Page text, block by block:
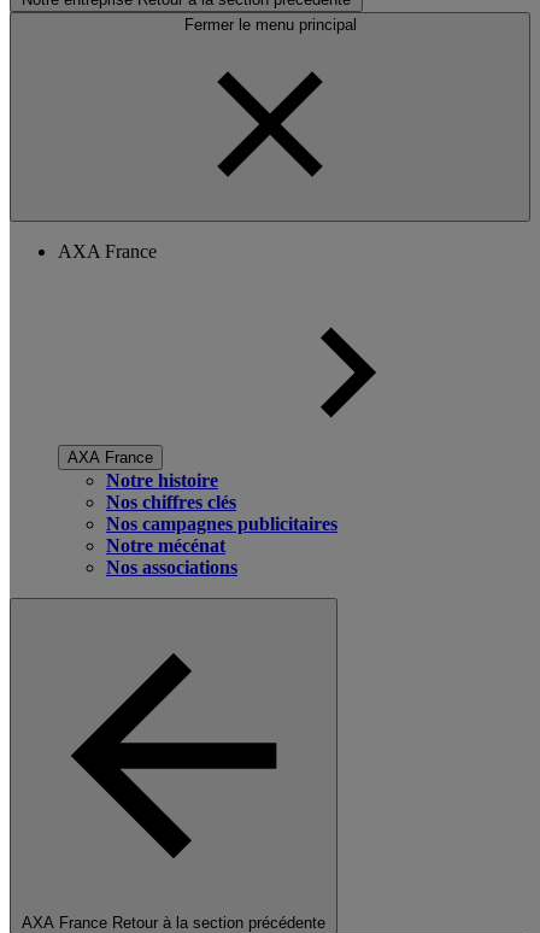
Fermer le menu principal
AXA France
AXA France
Notre histoire
Nos chiffres clés
Nos campagnes publicitaires
Notre mécénat
Nos associations
AXA France Retour à la section précédente